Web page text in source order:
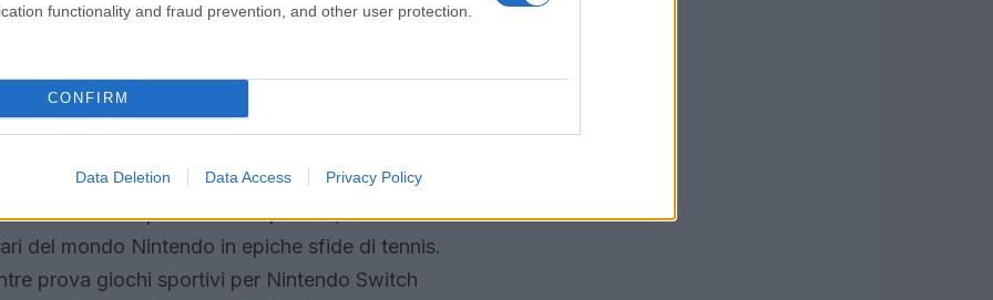
functionality and fraud prevention, and other user protection.
CONFIRM
Data Deletion Data Access Privacy Policy
Aces. Con questo titolo sportivo, si
del mondo Nintendo in epiche sfide di tennis.
prova giochi sportivi per Nintendo Switch